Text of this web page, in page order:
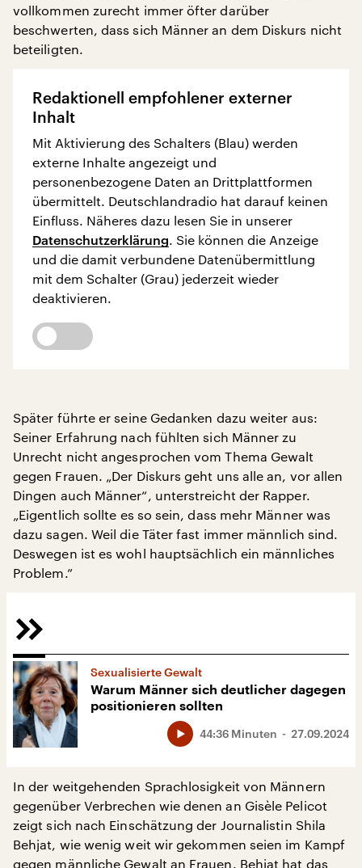
vollkommen zurecht immer öfter darüber
beschwerten, dass sich Männer an dem Diskurs nicht
beteiligten.
Redaktionell empfohlener externer
Inhalt
Mit Aktivierung des Schalters (Blau) werden
externe Inhalte angezeigt und
personenbezogene Daten an Drittplattformen
übermittelt. Deutschlandradio hat darauf keinen
Einfluss. Näheres dazu lesen Sie in unserer
Datenschutzerklärung. Sie können die Anzeige
und die damit verbundene Datenübermittlung
mit dem Schalter (Grau) jederzeit wieder
deaktivieren.
Später führte er seine Gedanken dazu weiter aus:
Seiner Erfahrung nach fühlten sich Männer zu
Unrecht nicht angesprochen vom Thema Gewalt
gegen Frauen. „Der Diskurs geht uns alle an, vor allen
Dingen auch Männer“, unterstreicht der Rapper.
„Eigentlich sollte es so sein, dass mehr Männer was
dazu sagen. Weil die Täter fast immer männlich sind.
Deswegen ist es wohl hauptsächlich ein männliches
Problem.”
Sexualisierte Gewalt
Warum Männer sich deutlicher dagegen
positionieren sollten
27.09.2024
44:36 Minuten
In der weitgehenden Sprachlosigkeit von Männern
gegenüber Verbrechen wie denen an Gisèle Pelicot
zeigt sich nach Einschätzung der Journalistin Shila
Behjat, wie wenig weit wir gekommen seien im Kampf
gegen männliche Gewalt an Frauen. Behjat hat das